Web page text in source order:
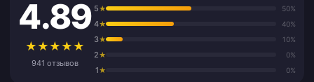
4.89
★ ★ ★ ★ ★
941 отзывов
5★ 50%
4★ 40%
3★ 10%
2★ 0%
1★ 0%